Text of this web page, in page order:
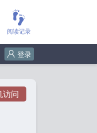
阅读记录
登录
访问